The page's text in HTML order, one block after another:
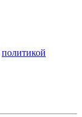
политикой